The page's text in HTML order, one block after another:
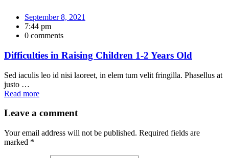
September 8, 2021
7:44 pm
0 comments
Difficulties in Raising Children 1-2 Years Old
Sed iaculis leo id nisi laoreet, in elem tum velit fringilla. Phasellus at
justo …
Read more
Leave a comment
Your email address will not be published. Required fields are
marked *